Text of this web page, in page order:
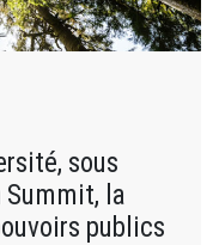
sous
Summit, la
publics